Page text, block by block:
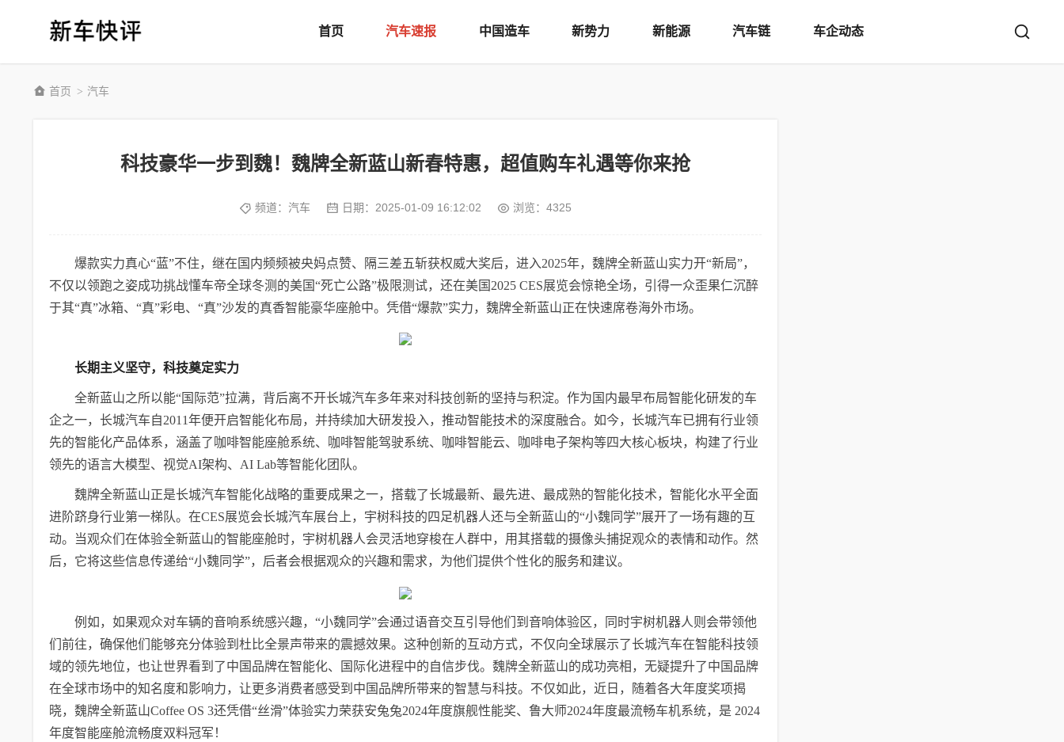
首页 汽车速报 中国造车 新势力 新能源 汽车链 车企动态
首页 > 汽车
科技豪华一步到魏！魏牌全新蓝山新春特惠，超值购车礼遇等你来抢
频道： 汽车 日期： 2025-01-09 16:12:02 浏览：4325
爆款实力真心“蓝”不住，继在国内频频被央妈点赞、隔三差五斩获权威大奖后，进入2025年，魏牌全新蓝山实力开“新局”，
不仅以领跑之姿成功挑战懂车帝全球冬测的美国“死亡公路”极限测试，还在美国2025 CES展览会惊艳全场，引得一众歪果仁沉醉
于其“真”冰箱、“真”彩电、“真”沙发的真香智能豪华座舱中。凭借“爆款”实力，魏牌全新蓝山正在快速席卷海外市场。
长期主义坚守，科技奠定实力
全新蓝山之所以能“国际范”拉满，背后离不开长城汽车多年来对科技创新的坚持与积淀。作为国内最早布局智能化研发的车
企之一，长城汽车自2011年便开启智能化布局，并持续加大研发投入，推动智能技术的深度融合。如今，长城汽车已拥有行业领
先的智能化产品体系，涵盖了咖啡智能座舱系统、咖啡智能驾驶系统、咖啡智能云、咖啡电子架构等四大核心板块，构建了行业
领先的语言大模型、视觉AI架构、AI Lab等智能化团队。
魏牌全新蓝山正是长城汽车智能化战略的重要成果之一，搭载了长城最新、最先进、最成熟的智能化技术，智能化水平全面
进阶跻身行业第一梯队。在CES展览会长城汽车展台上，宇树科技的四足机器人还与全新蓝山的“小魏同学”展开了一场有趣的互
动。当观众们在体验全新蓝山的智能座舱时，宇树机器人会灵活地穿梭在人群中，用其搭载的摄像头捕捉观众的表情和动作。然
后，它将这些信息传递给“小魏同学”，后者会根据观众的兴趣和需求，为他们提供个性化的服务和建议。
例如，如果观众对车辆的音响系统感兴趣，“小魏同学”会通过语音交互引导他们到音响体验区，同时宇树机器人则会带领他
们前往，确保他们能够充分体验到杜比全景声带来的震撼效果。这种创新的互动方式，不仅向全球展示了长城汽车在智能科技领
域的领先地位，也让世界看到了中国品牌在智能化、国际化进程中的自信步伐。魏牌全新蓝山的成功亮相，无疑提升了中国品牌
在全球市场中的知名度和影响力，让更多消费者感受到中国品牌所带来的智慧与科技。不仅如此，近日，随着各大年度奖项揭
晓，魏牌全新蓝山Coffee OS 3还凭借“丝滑”体验实力荣获安兔兔2024年度旗舰性能奖、鲁大师2024年度最流畅车机系统，是 2024
年度智能座舱流畅度双料冠军！